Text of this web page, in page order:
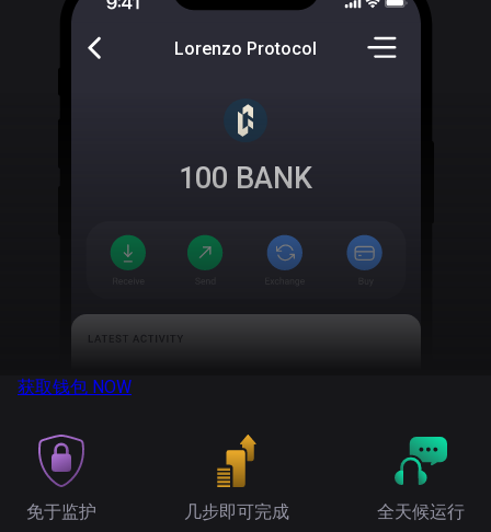
Lorenzo Protocol
100 BANK
获取钱包 NOW
免于监护 几步即可完成 全天候运行